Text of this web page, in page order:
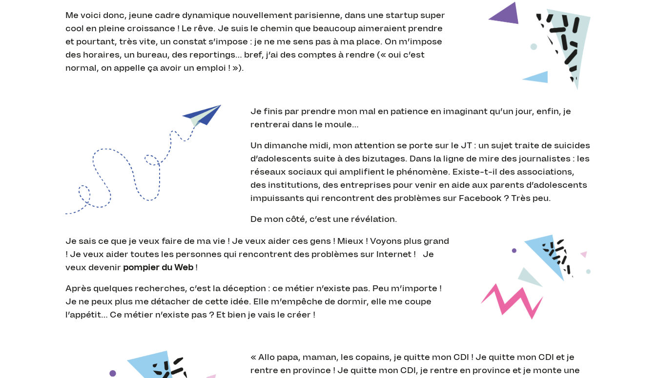
Me voici donc, jeune cadre dynamique nouvellement parisienne, dans une startup super
cool en pleine croissance ! Le rêve. Je suis le chemin que beaucoup aimeraient prendre
et pourtant, très vite, un constat s’impose : je ne me sens pas à ma place. On m’impose
des horaires, un bureau, des reportings… bref, j’ai des comptes à rendre (« oui c’est
normal, on appelle ça avoir un emploi ! »).
Je finis par prendre mon mal en patience en imaginant qu’un jour, enfin, je
rentrerai dans le moule…
Un dimanche midi, mon attention se porte sur le JT : un sujet traite de suicides
d’adolescents suite à des bizutages. Dans la ligne de mire des journalistes : les
réseaux sociaux qui amplifient le phénomène. Existe-t-il des associations,
des institutions, des entreprises pour venir en aide aux parents d’adolescents
impuissants qui rencontrent des problèmes sur Facebook ? Très peu.
De mon côté, c’est une révélation.
Je sais ce que je veux faire de ma vie ! Je veux aider ces gens ! Mieux ! Voyons plus grand
! Je veux aider toutes les personnes qui rencontrent des problèmes sur Internet ! Je
veux devenir pompier du Web !
Après quelques recherches, c’est la déception : ce métier n’existe pas. Peu m’importe !
Je ne peux plus me détacher de cette idée. Elle m’empêche de dormir, elle me coupe
l’appétit… Ce métier n’existe pas ? Et bien je vais le créer !
« Allo papa, maman, les copains, je quitte mon CDI ! Je quitte mon CDI et je
rentre en province ! Je quitte mon CDI, je rentre en province et je monte une